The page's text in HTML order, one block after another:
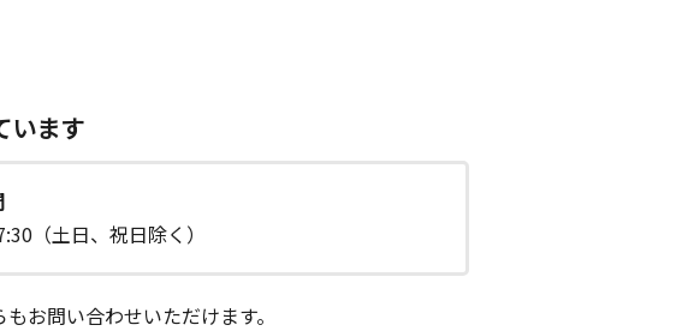
います
（土日、祝日除く）
お問い合わせいただけます。